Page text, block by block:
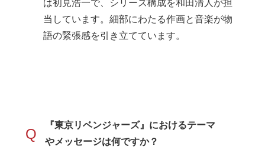
は初見浩一で、シリーズ構成を和田清人が担
当しています。細部にわたる作画と音楽が物
語の緊張感を引き立てています。
Q
『東京リベンジャーズ』におけるテーマ
やメッセージは何ですか？